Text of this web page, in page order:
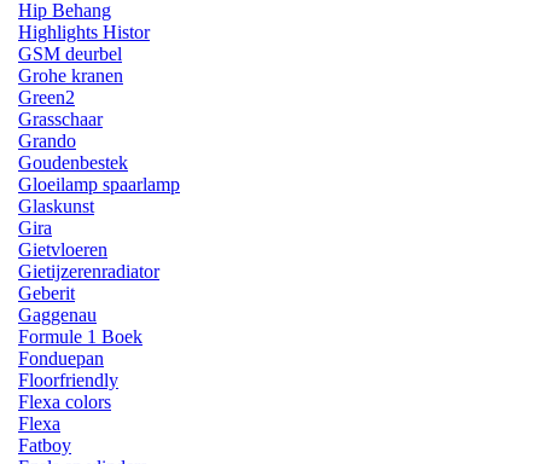
Hip Behang
Highlights Histor
GSM deurbel
Grohe kranen
Green2
Grasschaar
Grando
Goudenbestek
Gloeilamp spaarlamp
Glaskunst
Gira
Gietvloeren
Gietijzerenradiator
Geberit
Gaggenau
Formule 1 Boek
Fonduepan
Floorfriendly
Flexa colors
Flexa
Fatboy